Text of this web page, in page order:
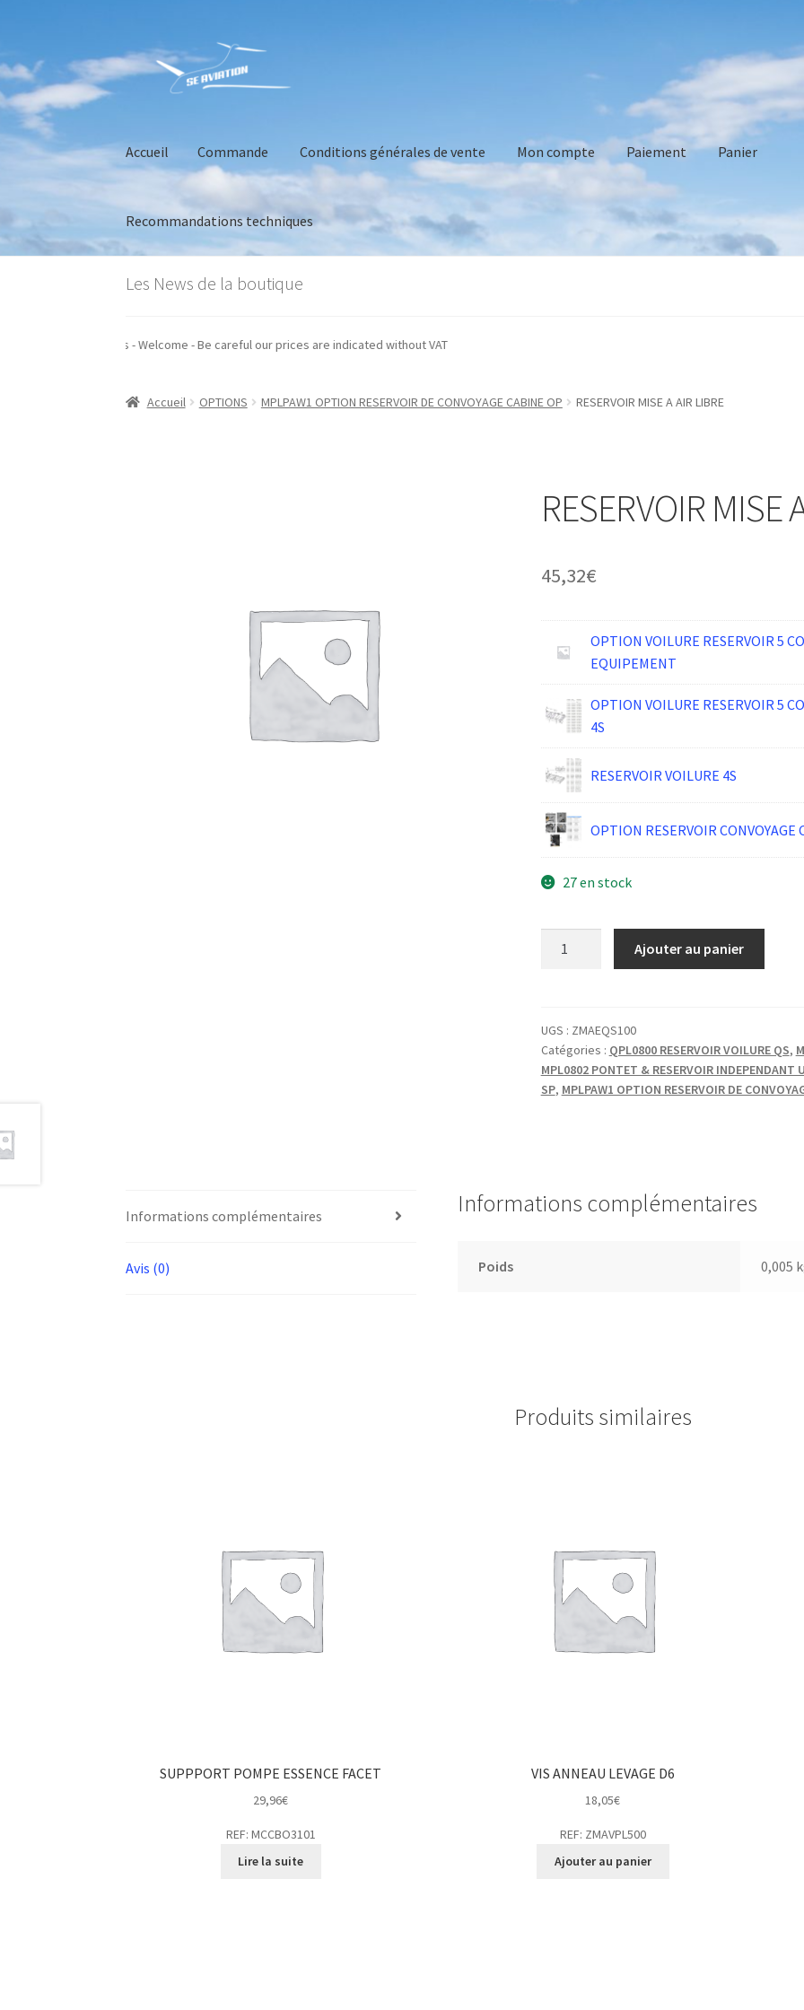
Aller
à
Aller
au
contenu
Accueil Commande Conditions générales de vente Mon compte Paiement Panier
Recommandations techniques
AccueilCommandeConditions générales de vente
Les News de la boutique
prix sont indiqués hors taxes - Welcome - Be careful our prices are indicated without VAT
Accueil OPTIONS MPLPAW1 OPTION RESERVOIR DE CONVOYAGE CABINE OP RESERVOIR MISE A AIR LIBRE
RESERVOIR MISE
45,32€
OPTION VOILURE RESERVOIR 5
EQUIPEMENT
OPTION VOILURE RESERVOIR 5
4S
RESERVOIR VOILURE 4S
OPTION RESERVOIR CONVOYAGE
27 en stock
A
AIR
LIBRE
Ajouter au panier
UGS : ZMAEQS100
Catégories : QPL0800 RESERVOIR VOILURE QS,
MPL0802 PONTET & RESERVOIR INDEPENDANT
SP, MPLPAW1 OPTION RESERVOIR DE
Informations complémentaires
Avis (0)
Informations complémentaires
Poids 0,005
Produits similaires
SUPPPORT POMPE ESSENCE FACET
29,96€
REF: MCCBO3101
Lire la suite
VIS ANNEAU LEVAGE D6
18,05€
REF: ZMAVPL500
Ajouter au panier